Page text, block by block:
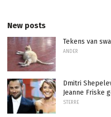
New posts
Tekens van
ANDER
Dmitri
Jeanne Friske
STERRE